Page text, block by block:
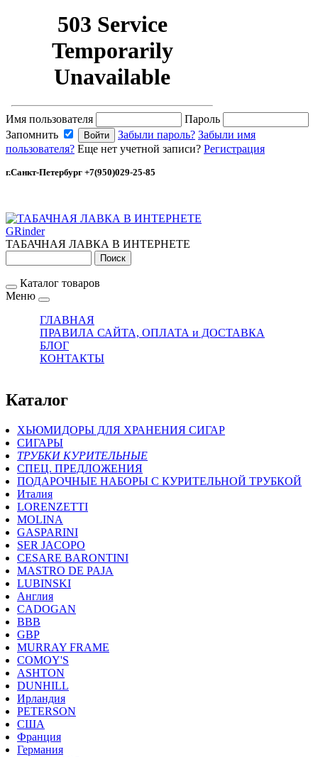
Имя пользователя
Пароль
Запомнить
Забыли пароль? Забыли имя
пользователя? Еще нет учетной записи? Регистрация
г.Санкт-Петербург +7(950)029-25-85
GRinder
ТАБАЧНАЯ ЛАВКА В ИНТЕРНЕТЕ
Каталог товаров
Меню
ГЛАВНАЯ
ПРАВИЛА САЙТА, ОПЛАТА и ДОСТАВКА
БЛОГ
КОНТАКТЫ
Каталог
ХЬЮМИДОРЫ ДЛЯ ХРАНЕНИЯ СИГАР
СИГАРЫ
ТРУБКИ КУРИТЕЛЬНЫЕ
СПЕЦ. ПРЕДЛОЖЕНИЯ
ПОДАРОЧНЫЕ НАБОРЫ С КУРИТЕЛЬНОЙ ТРУБКОЙ
Италия
LORENZETTI
MOLINA
GASPARINI
SER JACOPO
CESARE BARONTINI
MASTRO DE PAJA
LUBINSKI
Англия
CADOGAN
BBB
GBP
MURRAY FRAME
COMOY'S
ASHTON
DUNHILL
Ирландия
PETERSON
США
Франция
Германия